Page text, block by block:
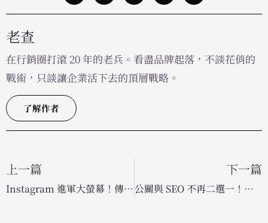
老查
在行銷圈打滾 20 年的老兵。看盡品牌起落，不談花俏的
戰術，只談讓企業活下去的頂層戰略。
了解作者
上一篇
Instagram 進軍大螢幕！傳將針對聯網電視推出「長影音」內容
下一篇
公關與 SEO 不再二選一！掌握整合行銷策略，打造品牌全方位的權威與曝光